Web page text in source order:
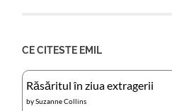
CE CITESTE EMIL
Răsăritul în ziua extragerii
bySuzanne Collins